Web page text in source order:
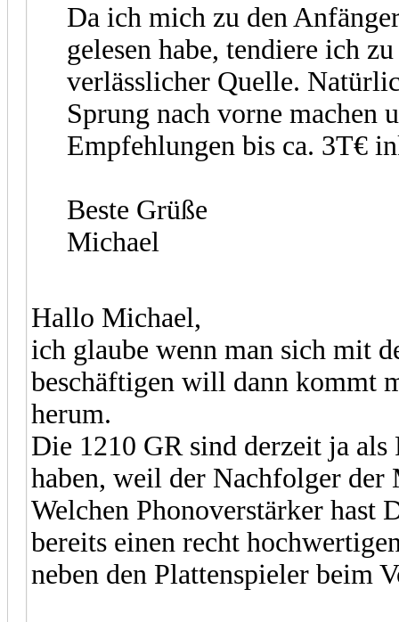
Da ich mich zu den
gelesen habe, tendiere ich
verlässlicher Quelle.
Sprung nach vorne machen
Empfehlungen bis ca. 3T€
Beste Grüße
Michael
Hallo Michael,
ich glaube wenn man sich mit
beschäftigen will dann kommt
herum.
Die 1210 GR sind derzeit ja als
haben, weil der Nachfolger der
Welchen Phonoverstärker hast
bereits einen recht
neben den Plattenspieler beim